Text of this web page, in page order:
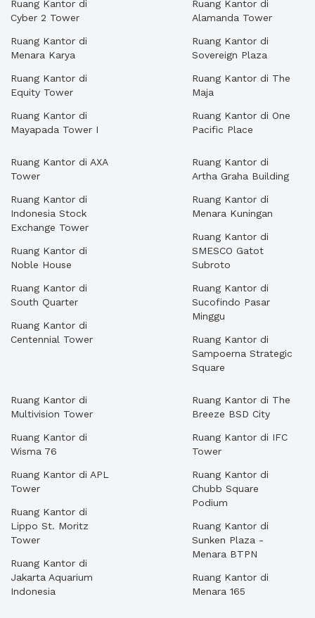
Ruang Kantor di
Cyber 2 Tower
Ruang Kantor di
Menara Karya
Ruang Kantor di
Equity Tower
Ruang Kantor di
Mayapada Tower I
Ruang Kantor di
Alamanda Tower
Ruang Kantor di
Sovereign Plaza
Ruang Kantor di The
Maja
Ruang Kantor di One
Pacific Place
Ruang Kantor di AXA
Tower
Ruang Kantor di
Indonesia Stock
Exchange Tower
Ruang Kantor di
Noble House
Ruang Kantor di
South Quarter
Ruang Kantor di
Centennial Tower
Ruang Kantor di
Artha Graha Building
Ruang Kantor di
Menara Kuningan
Ruang Kantor di
SMESCO Gatot
Subroto
Ruang Kantor di
Sucofindo Pasar
Minggu
Ruang Kantor di
Sampoerna Strategic
Square
Ruang Kantor di
Multivision Tower
Ruang Kantor di
Wisma 76
Ruang Kantor di APL
Tower
Ruang Kantor di
Lippo St. Moritz
Tower
Ruang Kantor di
Jakarta Aquarium
Indonesia
Ruang Kantor di The
Breeze BSD City
Ruang Kantor di IFC
Tower
Ruang Kantor di
Chubb Square
Podium
Ruang Kantor di
Sunken Plaza -
Menara BTPN
Ruang Kantor di
Menara 165